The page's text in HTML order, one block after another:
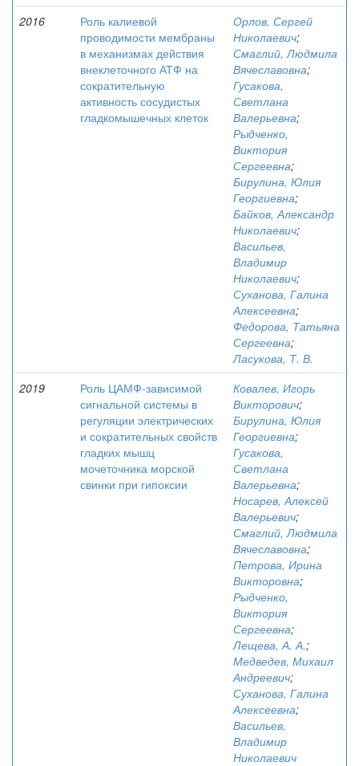
2016
Роль калиевой
проводимости мембраны
в механизмах действия
внеклеточного АТФ на
сократительную
активность сосудистых
гладкомышечных клеток
Орлов, Сергей
Николаевич;
Смаглий, Людмила
Вячеславовна;
Гусакова,
Светлана
Валерьевна;
Рыдченко,
Виктория
Сергеевна;
Бирулина, Юлия
Георгиевна;
Байков, Александр
Николаевич;
Васильев,
Владимир
Николаевич;
Суханова, Галина
Алексеевна;
Федорова, Татьяна
Сергеевна;
Ласукова, Т. В.
2019
Роль ЦАМФ-зависимой
сигнальной системы в
регуляции электрических
и сократительных свойств
гладких мышц
мочеточника морской
свинки при гипоксии
Ковалев, Игорь
Викторович;
Бирулина, Юлия
Георгиевна;
Гусакова,
Светлана
Валерьевна;
Носарев, Алексей
Валерьевич;
Смаглий, Людмила
Вячеславовна;
Петрова, Ирина
Викторовна;
Рыдченко,
Виктория
Сергеевна;
Лещева, А. А.;
Медведев, Михаил
Андреевич;
Суханова, Галина
Алексеевна;
Васильев,
Владимир
Николаевич